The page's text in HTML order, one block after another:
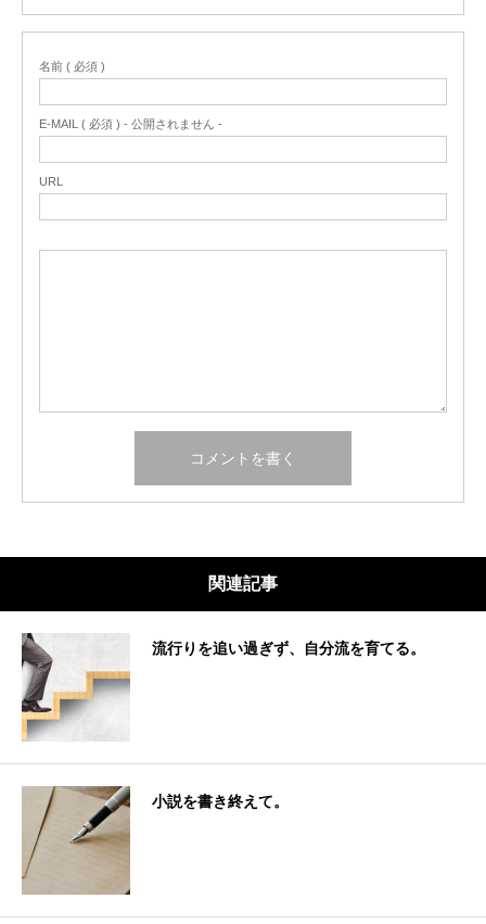
名前 ( 必須 )
E-MAIL ( 必須 ) - 公開されません -
URL
関連記事
流行りを追い過ぎず、自分流を育てる。
小説を書き終えて。